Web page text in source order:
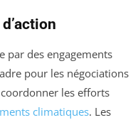
par des engagements
pour les négociations
les efforts
climatiques. Les